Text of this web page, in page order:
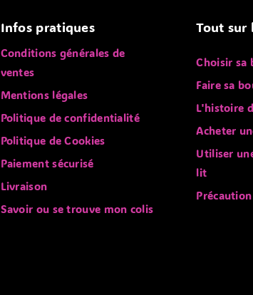
Infos pratiques
Conditions générales de
ventes
Mentions légales
Politique de confidentialité
Politique de Cookies
Paiement sécurisé
Livraison
Savoir ou se trouve mon colis
Tout
Choisir sa
Faire sa
L'histoire
Acheter
Utiliser
lit